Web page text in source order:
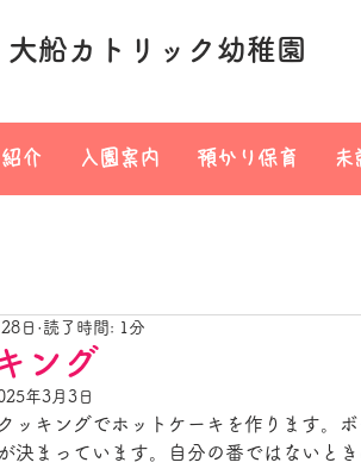
大船カトリック幼稚園
介 入園案内 預かり保育 未
ング
日 読了時間: 1分
年3月3日
ッキングでホットケーキを作ります。
決まっています。自分の番ではないと